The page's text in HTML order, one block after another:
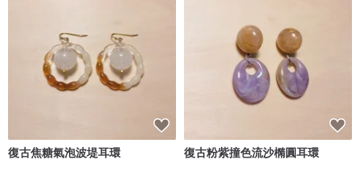
復古焦糖氣泡波堤耳環 復古粉紫撞色流沙橢圓耳環